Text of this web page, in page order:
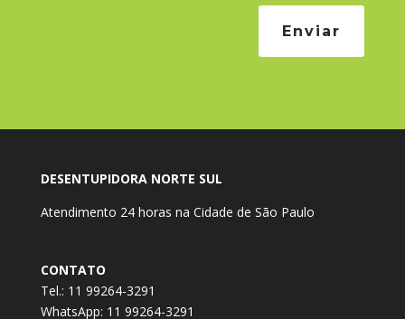
Enviar
DESENTUPIDORA NORTE SUL
Atendimento 24 horas na Cidade de São Paulo
CONTATO
Tel.: 11 99264-3291
WhatsApp: 11 99264-3291